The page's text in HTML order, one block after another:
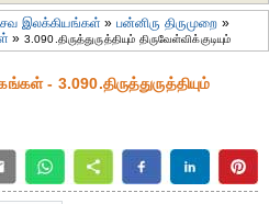
இலக்கியங்கள் » பன்னிரு திருமுறை »
» 3.090.திருத்துருத்தியும் திருவேள்விக்குடியும்
- 3.090.திருத்துருத்தியும்